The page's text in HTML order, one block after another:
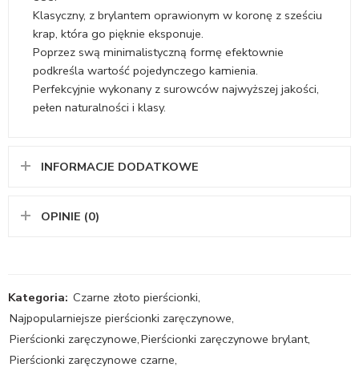
Klasyczny, z brylantem oprawionym w koronę z sześciu
krap, która go pięknie eksponuje.
Poprzez swą minimalistyczną formę efektownie
podkreśla wartość pojedynczego kamienia.
Perfekcyjnie wykonany z surowców najwyższej jakości,
pełen naturalności i klasy.
INFORMACJE DODATKOWE
OPINIE (0)
Kategoria: Czarne złoto pierścionki,
Najpopularniejsze pierścionki zaręczynowe,
Pierścionki zaręczynowe,Pierścionki zaręczynowe brylant,
Pierścionki zaręczynowe czarne,